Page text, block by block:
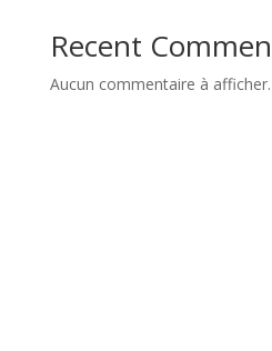
Recent
Aucun commentaire à afficher.